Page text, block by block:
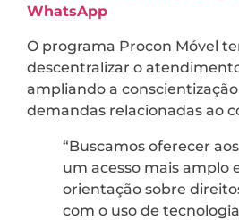
WhatsApp
O programa Procon Móvel
descentralizar o
ampliando a
demandas relacionadas ao
“Buscamos oferecer
um acesso mais amplo
orientação sobre
com o uso de